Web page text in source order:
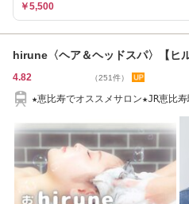
￥5,500
hirune〈ヘア＆ヘッドスパ〉【ヒル
4.82 （251件）
★恵比寿でオススメサロン★JR恵比